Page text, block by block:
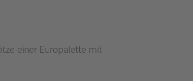
einer Europalette mit